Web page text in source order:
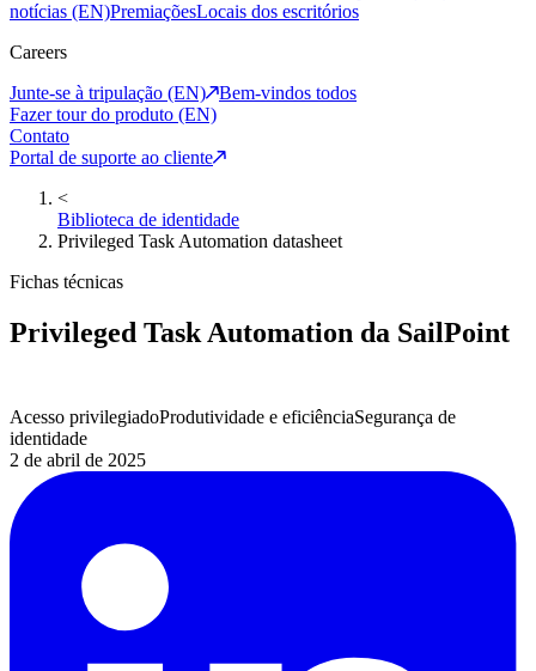
notícias (EN)PremiaçõesLocais dos escritórios
Careers
Junte-se à tripulação (EN)
Bem-vindos todos
Fazer tour do produto (EN)
Contato
Portal de suporte ao cliente
<
Biblioteca de identidade
Privileged Task Automation datasheet
Fichas técnicas
Privileged Task Automation da SailPoint
Acesso privilegiadoProdutividade e eficiênciaSegurança de
identidade
2 de abril de 2025